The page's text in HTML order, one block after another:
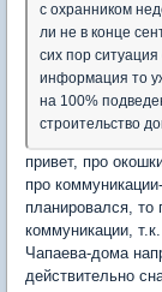
с охранником
ли не в конце
сих пор
информация то
на 100%
строительство
привет, про
про
планировался,
коммуникации,
Чапаева-дома
действительно